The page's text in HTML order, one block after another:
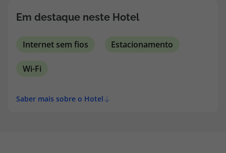
Em destaque neste Hotel
Internet sem fios Estacionamento
Wi-Fi
Saber mais sobre o Hotel